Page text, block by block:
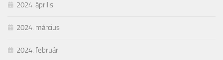
2024. április
2024. március
2024. február